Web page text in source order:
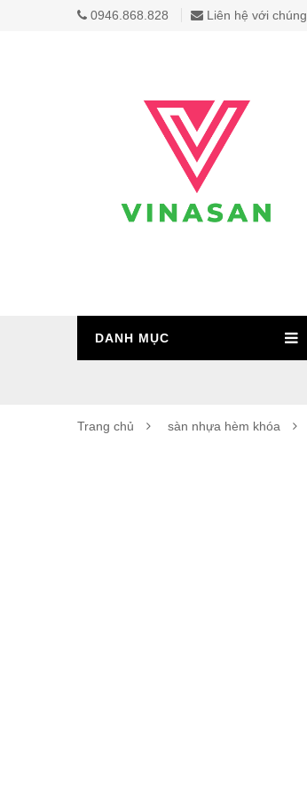
0946.868.828 Liên hệ với
DANH MỤC
Trang chủ sàn nhựa hèm khóa